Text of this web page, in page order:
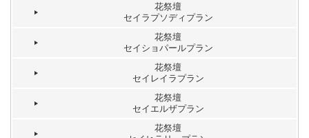
花祭壇
セイラプソディプラン
花祭壇
セイショパールプラン
花祭壇
セイレイラプラン
花祭壇
セイエルザプラン
花祭壇